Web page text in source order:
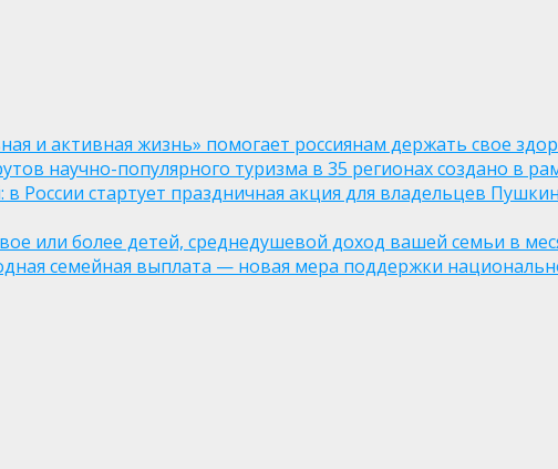
и активная жизнь» помогает россиянам держать свое
научно-популярного туризма в 35 регионах создано в
России стартует праздничная акция для владельцев
или более детей, среднедушевой доход вашей семьи в
семейная выплата — новая мера поддержки